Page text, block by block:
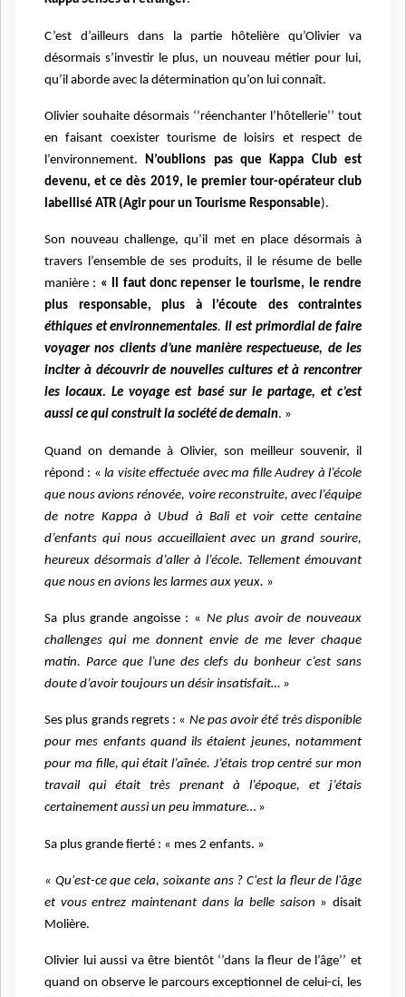
C’est d’ailleurs dans la partie hôtelière qu’Olivier va
désormais s’investir le plus, un nouveau métier pour lui,
qu’il aborde avec la détermination qu’on lui connaît.
Olivier souhaite désormais ‘’réenchanter l’hôtellerie’’ tout
en faisant coexister tourisme de loisirs et respect de
l’environnement.N’oublions pas que Kappa Club est
devenu, et ce dès 2019, le premier tour-opérateur club
labellisé ATR (Agir pour un Tourisme Responsable).
Son nouveau challenge, qu’il met en place désormais à
travers l’ensemble de ses produits, il le résume de belle
manière : « Il faut donc repenser le tourisme, le rendre
plus responsable, plus à l’écoute des contraintes
éthiques et environnementales.Il est primordial de faire
voyager nos clients d’une manière respectueuse, de les
inciter à découvrir de nouvelles cultures et à rencontrer
les locaux. Le voyage est basé sur le partage, et c’est
aussi ce qui construit la société de demain. »
Quand on demande à Olivier, son meilleur souvenir, il
répond : «la visite effectuée avec ma fille Audrey à l’école
que nous avions rénovée, voire reconstruite, avec l’équipe
de notre Kappa à Ubud à Bali et voir cette centaine
d’enfants qui nous accueillaient avec un grand sourire,
heureux désormais d’aller à l’école. Tellement émouvant
que nous en avions les larmes aux yeux. »
Sa plus grande angoisse : « Ne plus avoir de nouveaux
challenges qui me donnent envie de me lever chaque
matin. Parce que l’une des clefs du bonheur c’est sans
doute d’avoir toujours un désir insatisfait… »
Ses plus grands regrets : « Ne pas avoir été très disponible
pour mes enfants quand ils étaient jeunes, notamment
pour ma fille, qui était l’aînée. J’étais trop centré sur mon
travail qui était très prenant à l’époque, et j’étais
certainement aussi un peu immature… »
Sa plus grande fierté : « mes 2 enfants. »
« Qu'est-ce que cela, soixante ans ? C'est la fleur de l'âge
et vous entrez maintenant dans la belle saison » disait
Molière.
Olivier lui aussi va être bientôt ‘’dans la fleur de l’âge’’ et
quand on observe le parcours exceptionnel de celui-ci, les